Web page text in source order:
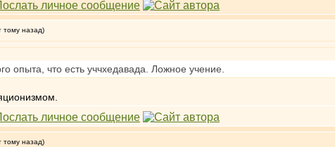
тому назад)
опыта, что есть уччхедавада. Ложное учение.
тому назад)